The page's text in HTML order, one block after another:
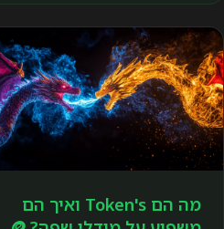
מה הם Token's ואיך הם